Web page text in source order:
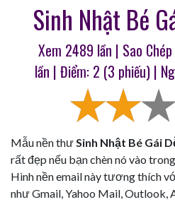
Sinh Nhật Bé
Xem 2489 lần | Sao Chép
lần | Điểm: 2 (3 phiếu) |
Mẫu nền thưSinh Nhật Bé Gái
rất đẹp nếu bạn chèn nó vào
Hình nền email này tương thích
như Gmail, Yahoo Mail, Outlook,